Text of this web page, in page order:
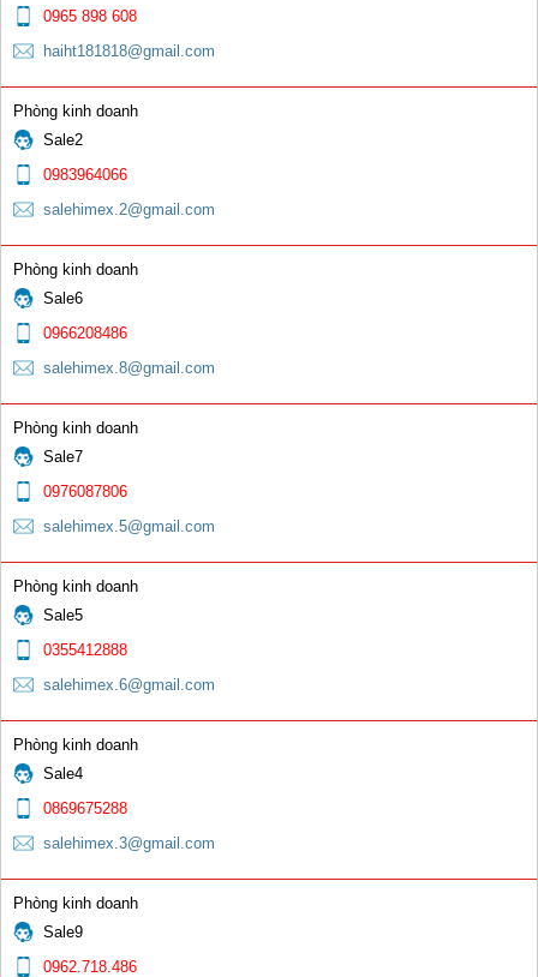
Bép G01-30 & G01-100
0965 898 608
haiht181818@gmail.com
Phòng kinh doanh
Sale2
0983964066
salehimex.2@gmail.com
Phòng kinh doanh
Sale6
0966208486
salehimex.8@gmail.com
Phòng kinh doanh
Sale7
0976087806
salehimex.5@gmail.com
Phòng kinh doanh
Sale5
0355412888
salehimex.6@gmail.com
Phòng kinh doanh
Sale4
0869675288
salehimex.3@gmail.com
Phòng kinh doanh
Sale9
0962.718.486